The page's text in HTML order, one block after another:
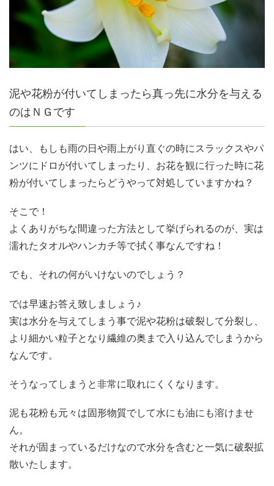
泥や花粉が付いてしまったら真っ先に水分を与える
のはＮＧです
はい、もしも雨の日や雨上がり直ぐの時にスラックスやパ
ンツにドロが付いてしまったり、お花を観に行った時に花
粉が付いてしまったらどうやって対処していますかね？
そこで！
よくありがちな間違った方法として挙げられるのが、実は
濡れたタオルやハンカチ等で拭く事なんですね！
でも、それの何がいけないのでしょう？
では早速お答え致しましょう♪
実は水分を与えてしまう事で泥や花粉は破裂して分裂し、
より細かい粒子となり繊維の奥まで入り込んでしまうから
なんです。
そうなってしまうと非常に取れにくくなります。
泥も花粉も元々は固形物質でして水にも油にも溶けませ
ん。
それが固まっているだけなので水分を含むと一気に破裂拡
散いたします。